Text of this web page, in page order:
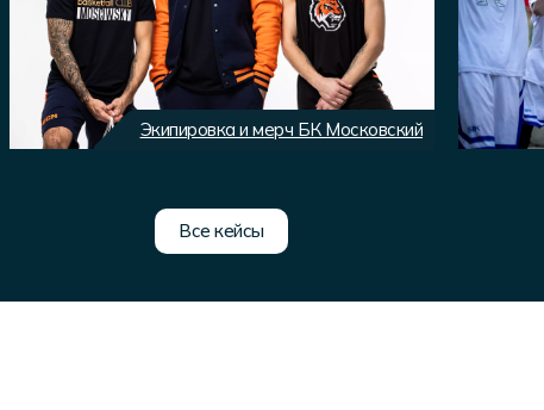
Экипировка и мерч БК Московский
Все кейсы